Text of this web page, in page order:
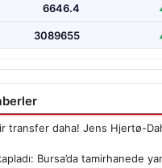
6646.4
3089655
transfer daha! Jens Hjertø-
Bursa’da tamirhanede